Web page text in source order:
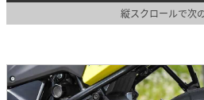
縦スクロールで次